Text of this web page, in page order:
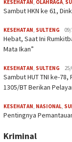
KESEHATAN , OLAHRAGA,
Sambut HKN ke 61,
KESEHATAN, SULTENG
Hebat, Saat Ini
Mata Ikan”
KESEHATAN, SULTENG
Sambut HUT TNI ke-
1305/BT Berikan
KESEHATAN, NASIONAL,
Pentingnya
Kriminal